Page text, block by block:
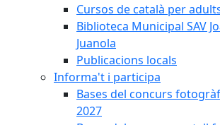
Cursos de català per
Biblioteca Municipal SAV
Juanola
Publicacions locals
Informa't i participa
Bases del concurs
2027